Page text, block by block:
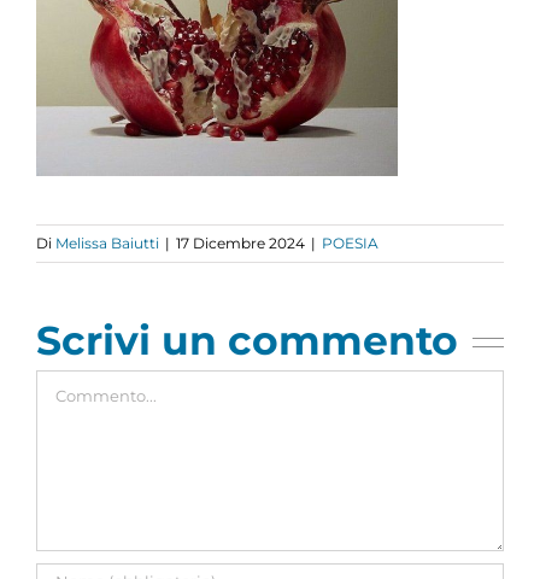
Di Melissa Baiutti | 17 Dicembre 2024 | POESIA
Scrivi un commento
Commento